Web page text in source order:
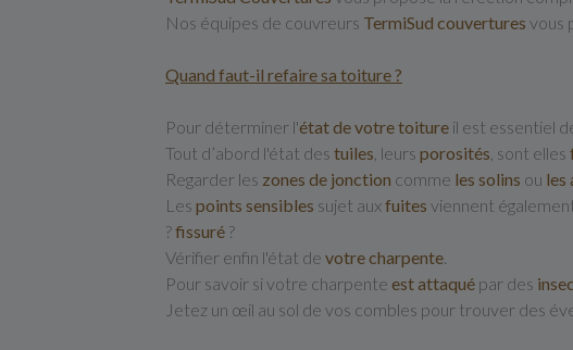
Nos équipes de couvreurs TermiSud couvertures vous
Quand faut-il refaire sa toiture ?
Pour déterminer l'état de votre toiture il est essentiel
Tout d’abord l'état des tuiles , leurs porosités , sont elles
Regarder les zones de jonction comme les solins ou les
Les points sensibles sujet auxfuites viennent
?fissuré ?
Vérifier enfin l'état de votre charpente
Pour savoir si votre charpente est attaqué par des
Jetez un œil au sol de vos combles pour trouver des